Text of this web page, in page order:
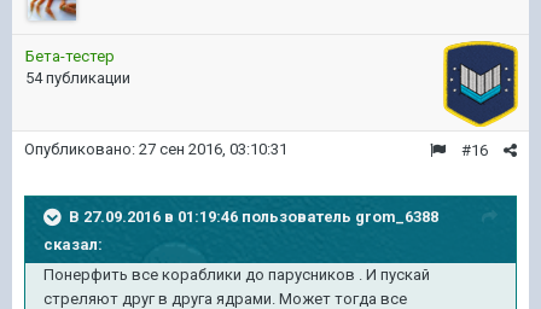
Бета-тестер
54 публикации
#16
Опубликовано: 27 сен 2016, 03:10:31
В 27.09.2016 в 01:19:46 пользователь grom_6388
сказал:
Понерфить все кораблики до парусников . И пускай
стреляют друг в друга ядрами. Может тогда все